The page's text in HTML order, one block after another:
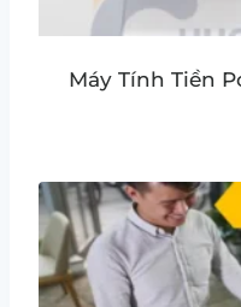
Máy Tính Tiền